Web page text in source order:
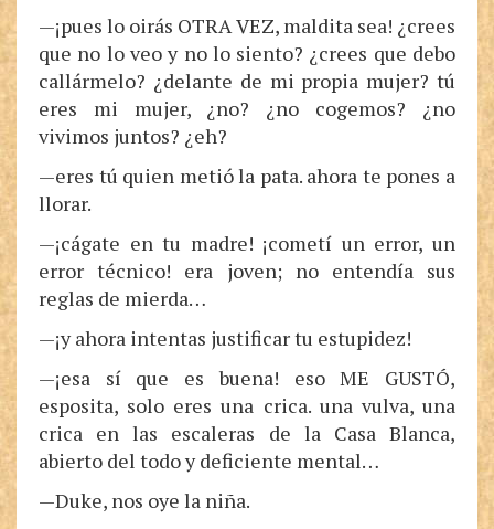
—¡pues lo oirás OTRA VEZ, maldita sea! ¿crees
que no lo veo y no lo siento? ¿crees que debo
callármelo? ¿delante de mi propia mujer? tú
eres mi mujer, ¿no? ¿no cogemos? ¿no
vivimos juntos? ¿eh?
—eres tú quien metió la pata. ahora te pones a
llorar.
—¡cágate en tu madre! ¡cometí un error, un
error técnico! era joven; no entendía sus
reglas de mierda…
—¡y ahora intentas justificar tu estupidez!
—¡esa sí que es buena! eso ME GUSTÓ,
esposita, solo eres una crica. una vulva, una
crica en las escaleras de la Casa Blanca,
abierto del todo y deficiente mental…
—Duke, nos oye la niña.